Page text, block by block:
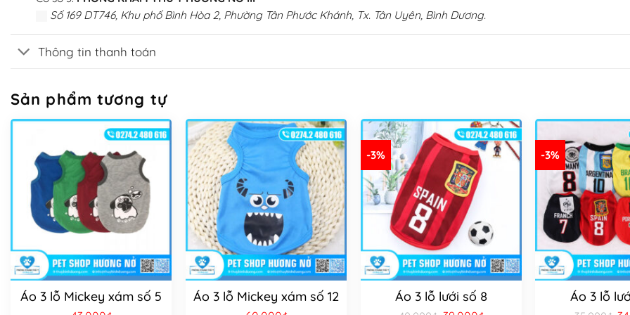
Số 169 DT746, Khu phố Bình Hòa 2, Phường Tân Phước Khánh, Tx. Tân Uyên, Bình Dương.
Thông tin thanh toán
Sản phẩm tương tự
Áo 3 lỗ Mickey xám số 5 Áo 3 lỗ Mickey xám số 12
-3%
Áo 3 lỗ lưới số 8
-3%
Áo 3 lỗ